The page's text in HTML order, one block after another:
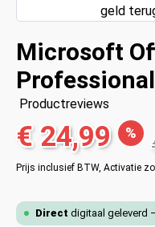
geld
Microsoft
Productreviews
€ 24,99 %
Prijs inclusief BTW, Activatie
Direct digitaal geleverd